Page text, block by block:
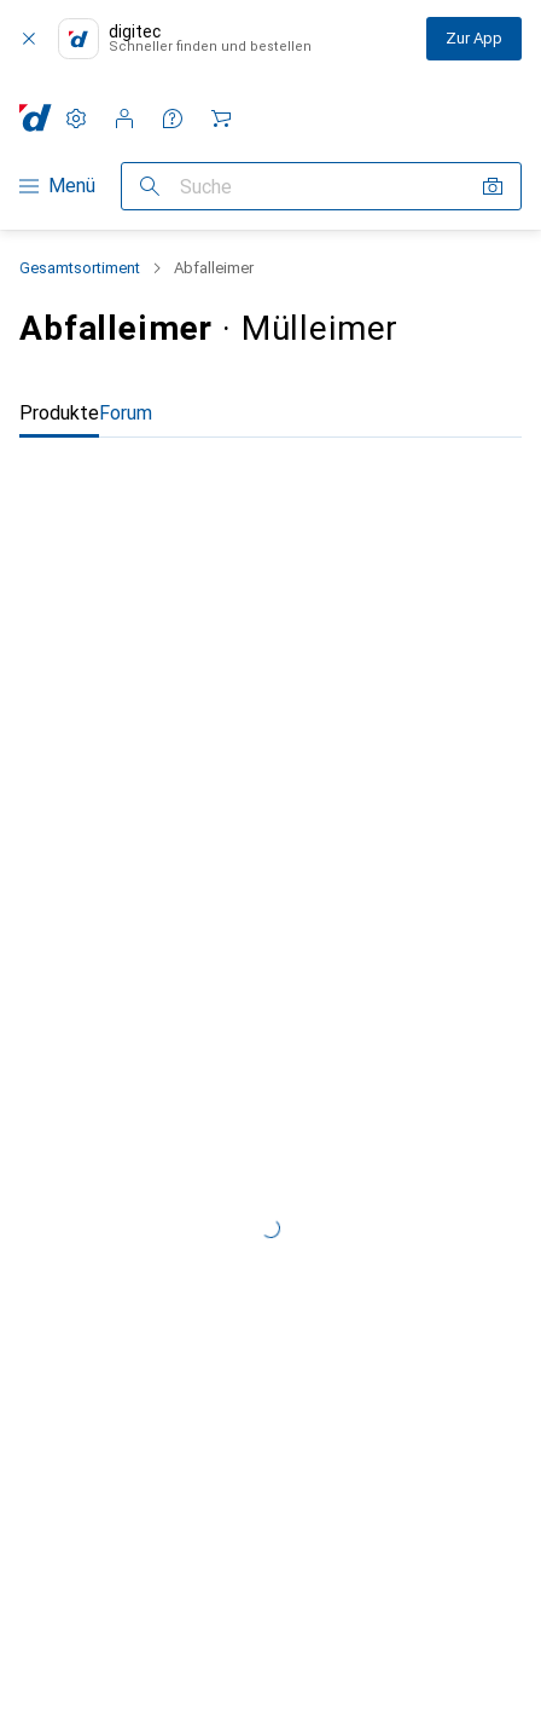
digitec
Schneller finden und bestellen Zur App
Navigation nach Kategorien
Menü Suche
Einstellungen
Kundenkonto
Vergleichslisten
Merklisten
Warenkorb
Gesamtsortiment Abfalleimer
Abfalleimer · Mülleimer
ProdukteForum